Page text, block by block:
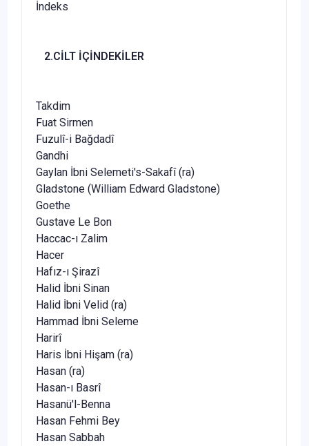
İndeks
2.CİLT İÇİNDEKİLER
Takdim
Fuat Sirmen
Fuzulî-i Bağdadî
Gandhi
Gaylan İbni Selemeti's-Sakafî (ra)
Gladstone (William Edward Gladstone)
Goethe
Gustave Le Bon
Haccac-ı Zalim
Hacer
Hafız-ı Şirazî
Halid İbni Sinan
Halid İbni Velid (ra)
Hammad İbni Seleme
Harirî
Haris İbni Hişam (ra)
Hasan (ra)
Hasan-ı Basrî
Hasanü'l-Benna
Hasan Fehmi Bey
Hasan Sabbah